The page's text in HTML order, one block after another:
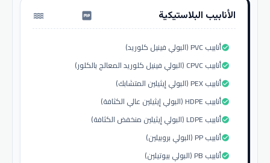
الأنابيب البلاستيكية water_pump
أنابيب PVC (البولي فينيل كلوريد)check_circle
أنابيب CPVC (البولي فينيل كلوريد المعالج بالكلور)check_circle
أنابيب PEX (البولي إيثيلين المتشابك)check_circle
أنابيب HDPE (البولي إيثيلين عالي الكثافة)check_circle
أنابيب LDPE (البولي إيثيلين منخفض الكثافة)check_circle
أنابيب PP (البولي بروبيلين)check_circle
أنابيب PB (البولي بيوتيلين)check_circle